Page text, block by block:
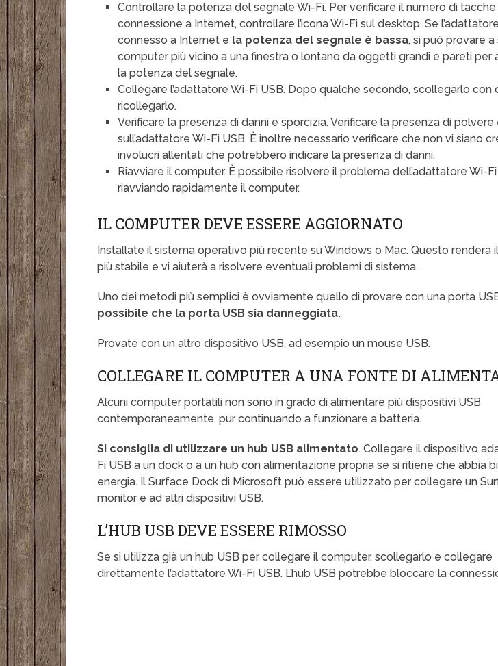
Controllare la potenza del segnale Wi-Fi. Per verificare il numero di
connessione a Internet, controllare l’icona Wi-Fi sul desktop. Se
connesso a Internet e la potenza del segnale è bassa, si può provare
computer più vicino a una finestra o lontano da oggetti grandi e pareti per
la potenza del segnale.
Collegare l’adattatore Wi-Fi USB. Dopo qualche secondo, scollegarlo con
ricollegarlo.
Verificare la presenza di danni e sporcizia. Verificare la presenza di polvere
sull’adattatore Wi-Fi USB. È inoltre necessario verificare che non vi siano
involucri allentati che potrebbero indicare la presenza di danni.
Riavviare il computer. È possibile risolvere il problema dell’adattatore Wi-
riavviando rapidamente il computer.
IL COMPUTER DEVE ESSERE AGGIORNATO
Installate il sistema operativo più recente su Windows o Mac. Questo renderà
più stabile e vi aiuterà a risolvere eventuali problemi di sistema.
Uno dei metodi più semplici è ovviamente quello di provare con una porta
possibile che la porta USB sia danneggiata.
Provate con un altro dispositivo USB, ad esempio un mouse USB.
COLLEGARE IL COMPUTER A UNA FONTE DI
Alcuni computer portatili non sono in grado di alimentare più dispositivi USB
contemporaneamente, pur continuando a funzionare a batteria.
Si consiglia di utilizzare un hub USB alimentato. Collegare il dispositivo
Fi USB a un dock o a un hub con alimentazione propria se si ritiene che abbia
energia. Il Surface Dock di Microsoft può essere utilizzato per collegare un
monitor e ad altri dispositivi USB.
L’HUB USB DEVE ESSERE RIMOSSO
Se si utilizza già un hub USB per collegare il computer, scollegarlo e collegare
direttamente l’adattatore Wi-Fi USB. L’hub USB potrebbe bloccare la